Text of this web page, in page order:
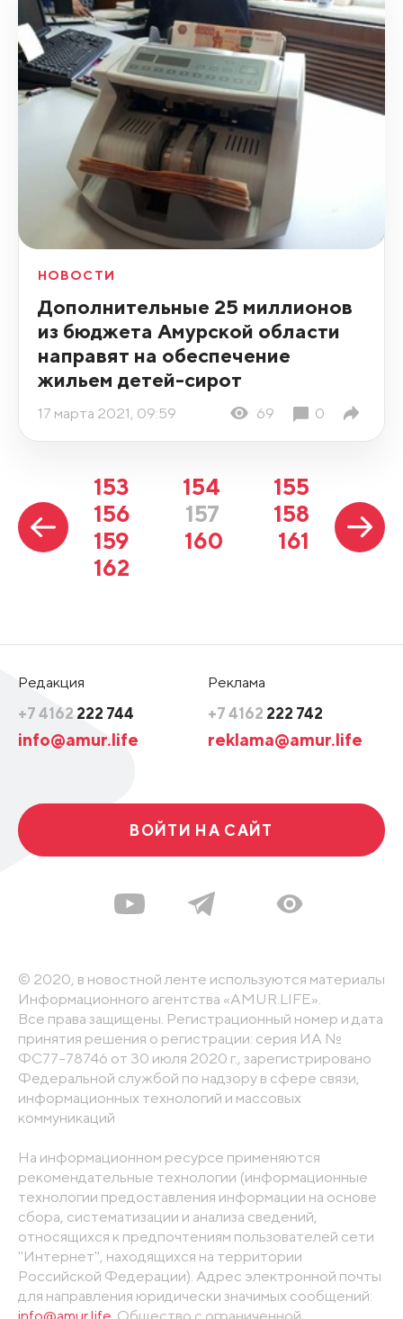
НОВОСТИ
Дополнительные 25 миллионов
из бюджета Амурской области
направят на обеспечение
жильем детей-сирот
17 марта 2021, 09:59 69 0
153 154
155
156
157
158
159
160
161
162
Редакция
+7 4162 222 744
info@amur.life
Реклама
+7 4162 222 742
reklama@amur.life
ВОЙТИ НА САЙТ
© 2020, в новостной ленте используются материалы
Информационного агентства «AMUR.LIFE».
Все права защищены. Регистрационный номер и дата
принятия решения о регистрации: серия ИА №
ФС77-78746 от 30 июля 2020 г., зарегистрировано
Федеральной службой по надзору в сфере связи,
информационных технологий и массовых
коммуникаций
На информационном ресурсе применяются
рекомендательные технологии (информационные
технологии предоставления информации на основе
сбора, систематизации и анализа сведений,
относящихся к предпочтениям пользователей сети
"Интернет", находящихся на территории
Российской Федерации). Адрес электронной почты
для направления юридически значимых сообщений:
info@amur.life . Общество с ограниченной